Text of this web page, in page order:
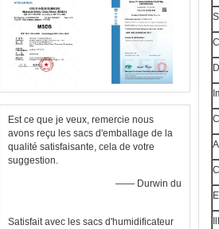
Est ce que je veux, remercie nous
avons reçu les sacs d'emballage de la
qualité satisfaisante, cela de votre
suggestion.
—— Durwin du
Satisfait avec les sacs d'humidificateur